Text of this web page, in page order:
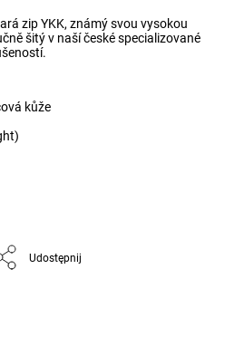
zip YKK, známý svou vysokou
šitý v naší české specializované
kůže
Udostępnij